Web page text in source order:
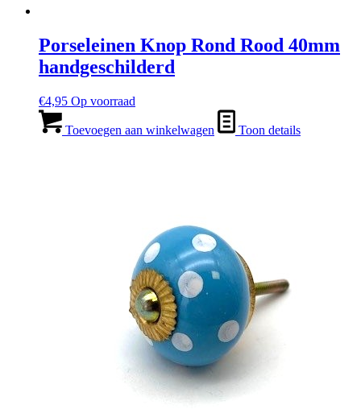
Porseleinen Knop Rond Rood 40mm
handgeschilderd
€4,95 Op voorraad
Toevoegen aan winkelwagen Toon details